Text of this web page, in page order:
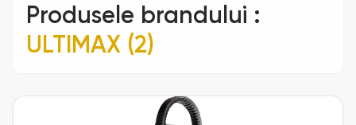
Produsele brandului :
ULTIMAX (2)